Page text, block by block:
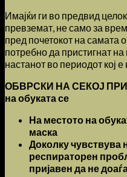
Имајќи ги во предвид
превземат, не само за
пред почетокот на самата
потребно да пристигнат
настанот во периодот кој
ОБВРСКИ НА СЕКОЈ
на обуката се
На местото на
маска
Доколку чувствува
респираторен
пријавен да не